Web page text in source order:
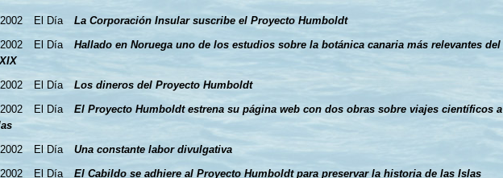
El Día
La Corporación Insular suscribe el Proyecto Humboldt
El Día
Hallado en Noruega uno de los estudios sobre la botánica canaria más relevantes del
El Día
Los dineros del Proyecto Humboldt
El Día
El Proyecto Humboldt estrena su página web con dos obras sobre viajes científicos a
El Día
Una constante labor divulgativa
El Día El Cabildo se adhiere al Proyecto Humboldt para preservar la historia de las Islas